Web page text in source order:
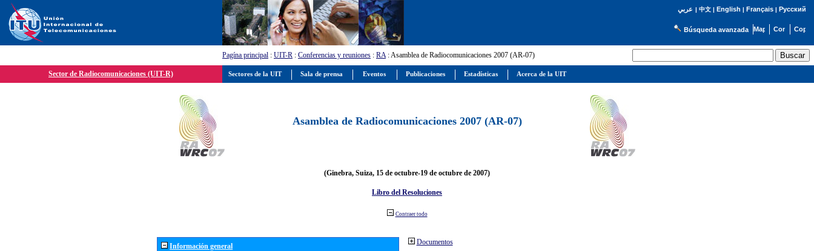
عربي | 中文| English | Français| Русский
Búsqueda avanzada
Pagína principal : UIT-R : Conferencias y reuniones : RA: Asamblea de Radiocomunicaciones 2007 (AR-07)
Sector de Radiocomunicaciones (UIT-R)
Asamblea de Radiocomunicaciones 2007 (AR-07)
(Ginebra, Suiza, 15 de octubre-19 de octubre de 2007)
Libro del Resoluciones
Contraer todo
Información general Documentos
Sectores de la UIT Sala de prensa Eventos Publicaciones Estadísticas Acerca de la UIT